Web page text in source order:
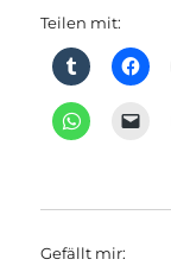
Teilen mit:
Gefällt mir: